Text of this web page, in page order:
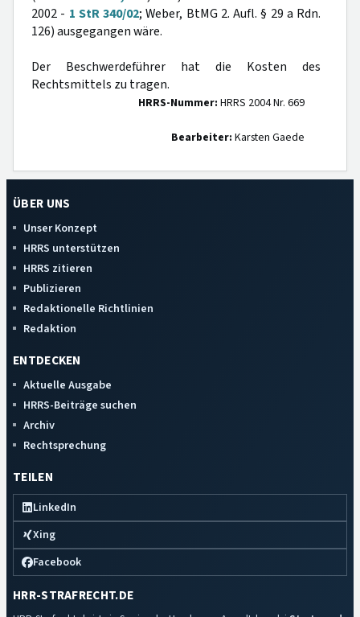
2002 - 1 StR 340/02; Weber, BtMG 2. Aufl. § 29 a Rdn.
126) ausgegangen wäre.
Der Beschwerdeführer hat die Kosten des
Rechtsmittels zu tragen.
HRRS-Nummer: HRRS 2004 Nr. 669
Bearbeiter: Karsten Gaede
ÜBER UNS
Unser Konzept
HRRS unterstützen
HRRS zitieren
Publizieren
Redaktionelle Richtlinien
Redaktion
ENTDECKEN
Aktuelle Ausgabe
HRRS-Beiträge suchen
Archiv
Rechtsprechung
TEILEN
LinkedIn
Xing
Facebook
HRR-STRAFRECHT.DE